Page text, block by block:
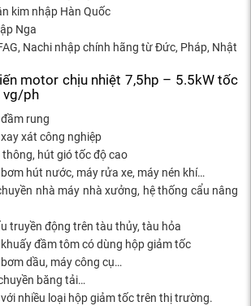
kim nhập Hàn Quốc
Nga
Nachi nhập chính hãng từ Đức, Pháp, Nhật
motor chịu nhiệt 7,5hp – 5.5kW tốc
vg/ph
rung
xát công nghiệp
hút gió tốc độ cao
hút nước, máy rửa xe, máy nén khí…
nhà máy nhà xưởng, hệ thống cẩu nâng
truyền động trên tàu thủy, tàu hỏa
đầm tôm có dùng hộp giảm tốc
dầu, máy công cụ…
băng tải…
nhiều loại hộp giảm tốc trên thị trường.